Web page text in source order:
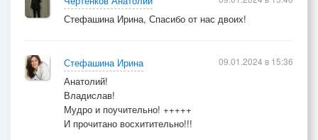
Пот на лицах в три ручья!
Гад Кондрат с Петрусем-гадом
Бьют баклуши у дверей...
Интересно, что им надо
Стефашина Ирина, Спасибо от нас двоих!
Стефашина Ирина
Анатолий!
Владислав!
Мудро и поучительно! +++++
И прочитано восхитительно!!!
09.01.2024 в 15:36